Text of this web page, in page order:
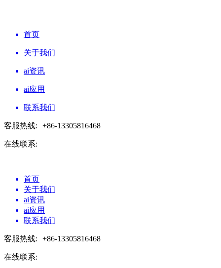
首页
关于我们
ai资讯
ai应用
联系我们
客服热线: +86-13305816468
在线联系:
首页
关于我们
ai资讯
ai应用
联系我们
客服热线: +86-13305816468
在线联系: